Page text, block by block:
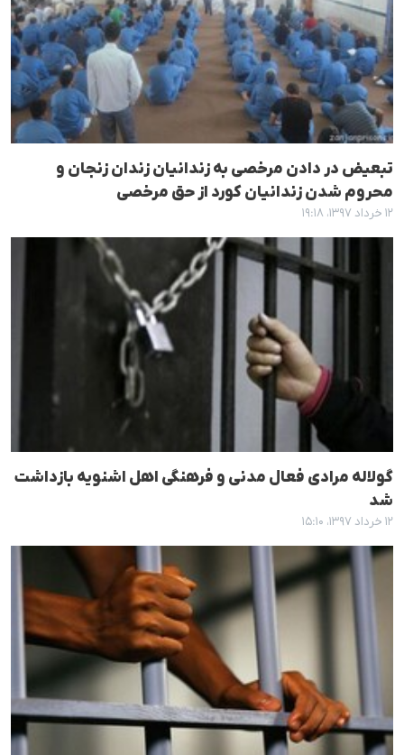
تبعیض در دادن مرخصی بە زندانیان زندان زنجان و
محروم شدن زندانیان کورد از حق مرخصی
۱۲ خرداد ۱۳۹۷، ۱۹:۱۸
گولالە مرادی فعال مدنی و فرهنگی اهل اشنویە بازداشت
شد
۱۲ خرداد ۱۳۹۷، ۱۵:۱۰